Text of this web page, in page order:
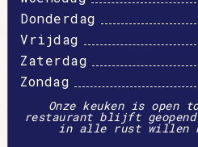
Donderdag
Vrijdag
Zaterdag
Zondag
Onze keuken is open
restaurant blijft
in alle rust willen